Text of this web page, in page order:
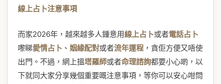
線上占卜注意事項
而家2026年，越來越多人鍾意用線上占卜或者電話占卜
嚟睇愛情占卜 、 姻緣配對或者流年運程 ，貪佢方便又唔使
出門。不過，網上搵塔羅師或者命理諮詢都要小心啲，以
下就同大家分享幾個重要嘅注意事項，等你可以安心咁問